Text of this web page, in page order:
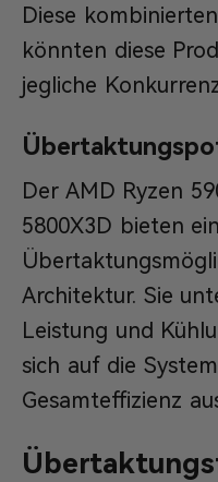
Diese
könnten diese
jegliche
Der AMD Ryzen
5800X3D bieten
Architektur. Sie
Leistung und
sich auf die
Gesamteffizienz